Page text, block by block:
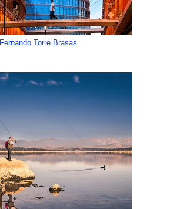
Fernando Torre Brasas